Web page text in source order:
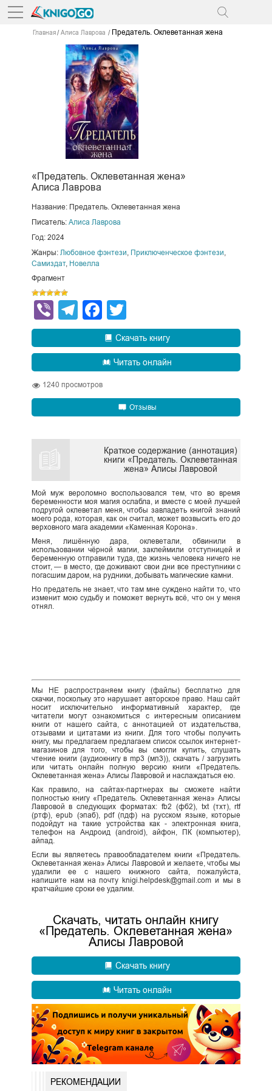
Главная Алиса Лаврова Предатель. Оклеветанная жена
«Предатель. Оклеветанная жена»
Алиса Лаврова
Название: Предатель. Оклеветанная жена
Писатель: Алиса Лаврова
Год: 2024
Жанры: Любовное фэнтези Приключенческое фэнтези
Самиздат, Новелла
Фрагмент
ViberTelegram
Facebook
Скачать книгу
Читать онлайн
1240 просмотров
Отзывы
Краткое содержание (аннотация)
книги «Предатель. Оклеветанная
жена» Алисы Лавровой
Мой муж вероломно воспользовался тем, что во время
беременности моя магия ослабла, и вместе с моей лучшей
подругой оклеветал меня, чтобы завладеть книгой знаний
моего рода, которая, как он считал, может возвысить его до
верховного мага академии «Каменная Корона».
Меня, лишённую дара, оклеветали, обвинили в
использовании чёрной магии, заклеймили отступницей и
беременную отправили туда, где жизнь человека ничего не
стоит, — в место, где доживают свои дни все преступники с
погасшим даром, на рудники, добывать магические камни.
Но предатель не знает, что там мне суждено найти то, что
изменит мою судьбу и поможет вернуть всё, что он у меня
отнял.
Мы НЕ распространяем книгу (файлы) бесплатно для
скачки, поскольку это нарушает авторское право. Наш сайт
носит исключительно информативный характер, где
читатели могут ознакомиться с интересным описанием
книги от нашего сайта, с аннотацией от издательства,
отзывами и цитатами из книги. Для того чтобы получить
книгу, мы предлагаем предлагаем список ссылок интернет-
магазинов для того, чтобы вы смогли купить, слушать
чтение книги (аудиокнигу в mp3 (мп3)), скачать / загрузить
или читать онлайн полную версию книги «Предатель.
Оклеветанная жена» Алисы Лавровой и наслаждаться ею.
Как правило, на сайтах-партнерах вы сможете найти
полностью книгу «Предатель. Оклеветанная жена» Алисы
Лавровой в следующих форматах: fb2 (фб2), txt (тхт), rtf
(ртф), epub (эпаб), pdf (пдф) на русском языке, которые
подойдут на такие устройства как - электронная книга,
телефон на Андроид (android), айфон, ПК (компьютер),
айпад.
Если вы являетесь правообладателем книги «Предатель.
Оклеветанная жена» Алисы Лавровой и желаете, чтобы мы
удалили ее с нашего книжного сайта, пожалуйста,
напишите нам на почту knigi.helpdesk@gmail.com и мы в
кратчайшие сроки ее удалим.
Скачать, читать онлайн книгу
«Предатель. Оклеветанная жена»
Алисы Лавровой
Скачать книгу
Читать онлайн
РЕКОМЕНДАЦИИ